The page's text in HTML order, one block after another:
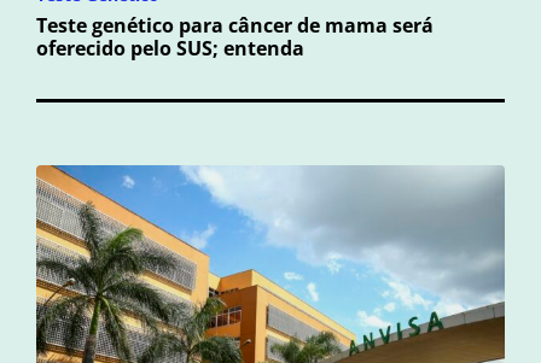
Teste genético para câncer de mama será
oferecido pelo SUS; entenda